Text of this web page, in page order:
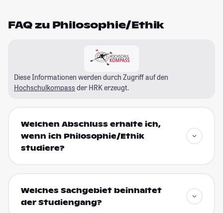
FAQ zu Philosophie/Ethik
Diese Informationen werden durch Zugriff auf den
Hochschulkompass der HRK erzeugt.
Welchen Abschluss erhalte ich,
wenn ich Philosophie/Ethik
studiere?
Welches Sachgebiet beinhaltet
der Studiengang?